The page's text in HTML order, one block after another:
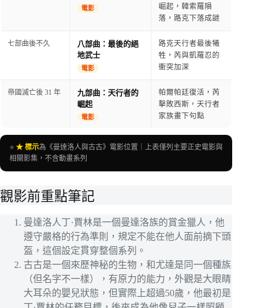
電影
崛起，韓索羅隕
落，路克下落成謎
七部曲後不久
八部曲：最後的絕
地武士
電影
路克天行者最後犧
牲，芮與凱羅忍的
衝突加深
帝國滅亡後 31 年
九部曲：天行者的
崛起
電影
帕爾帕廷復活，芮
擊敗西斯，天行者
家族畫下句點
⭐ ★ 標示為《曼達洛人與古古》電影位置｜上表僅列主要正史電影與
相關影集，不含動畫系列
觀影前重點筆記
曼達洛人丁·賈林是一個曼達洛族的賞金獵人，他
遵守嚴格的行為準則，規定不能在他人面前摘下頭
盔，這個設定貫穿整個系列。
古古是一個來歷神秘的生物，和尤達是同一個種族
（但名字不一樣），有原力的能力，外觀是大眼睛
大耳朵的嬰兒狀態，但實際上超過50歲，他最初是